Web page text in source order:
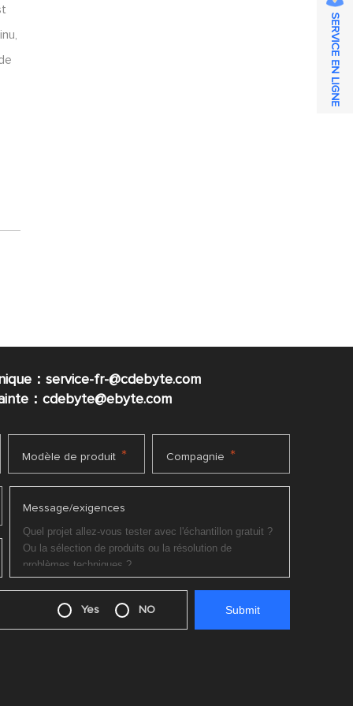
：service-fr-@cdebyte.com
：cdebyte@ebyte.com
Modèle de produit * Compagnie *
Message/exigences
Yes NO
SERVICE EN LIGNE